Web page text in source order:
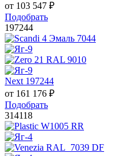
от 103 547 ₽
Подобрать
197244
Next 197244
от 161 176 ₽
Подобрать
314118